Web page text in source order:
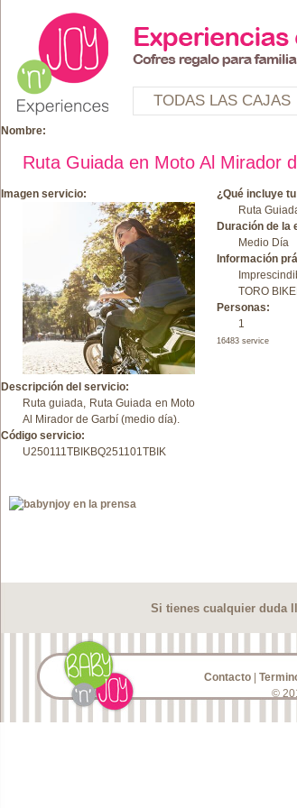
TODAS LAS CAJAS
Nombre:
Ruta Guiada en Moto Al Mirador
Imagen servicio:
Descripción del servicio:
Ruta guiada, Ruta Guiada en Moto
Al Mirador de Garbí (medio día).
¿Qué incluye
Ruta
Duración de la
Medio Día
Información
TORO
Personas:
1
16483 service
Código servicio:
U250111TBIKBQ251101TBIK
Si tienes cualquier duda
Contacto|
©